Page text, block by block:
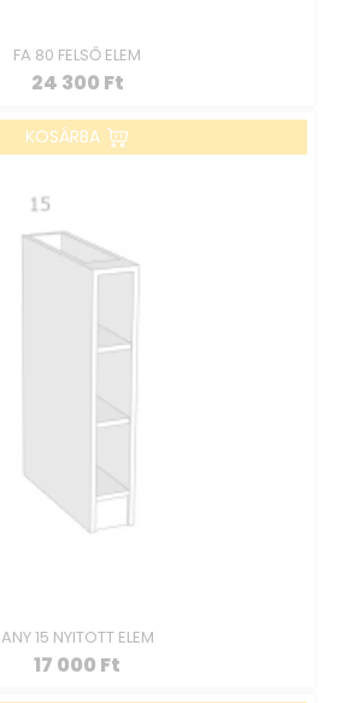
FA 80 FELSŐ ELEM
24 300 Ft
KOSÁRBA
ANY 15 NYITOTT ELEM
17 000 Ft